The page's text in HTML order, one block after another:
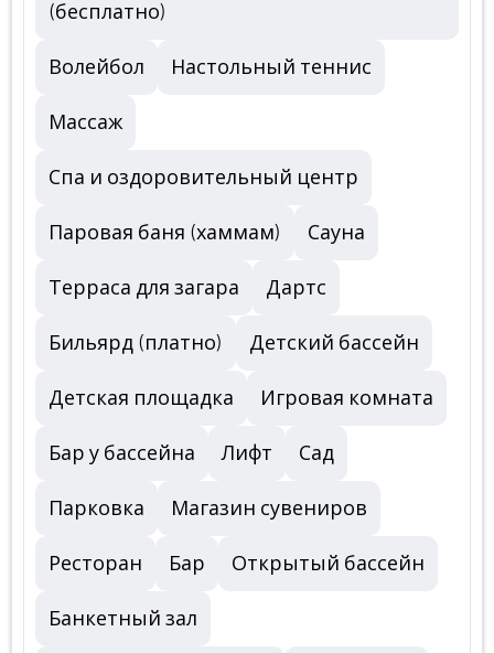
(бесплатно)
Волейбол Настольный теннис
Массаж
Спа и оздоровительный центр
Паровая баня (хаммам) Сауна
Терраса для загара Дартс
Бильярд (платно) Детский бассейн
Детская площадка Игровая комната
Бар у бассейна Лифт Сад
Парковка Магазин сувениров
Ресторан Бар Открытый бассейн
Банкетный зал